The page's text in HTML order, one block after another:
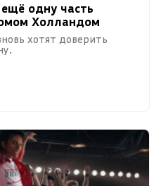
одну часть
Холландом
хотят доверить